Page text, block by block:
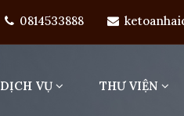
0814533888
DỊCH VỤ THƯ VIỆN